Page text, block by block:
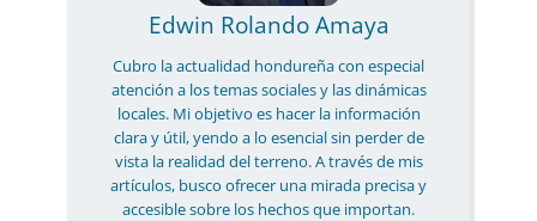
Edwin Rolando Amaya
Cubro la actualidad hondureña con especial
atención a los temas sociales y las dinámicas
locales. Mi objetivo es hacer la información
clara y útil, yendo a lo esencial sin perder de
vista la realidad del terreno. A través de mis
artículos, busco ofrecer una mirada precisa y
accesible sobre los hechos que importan.